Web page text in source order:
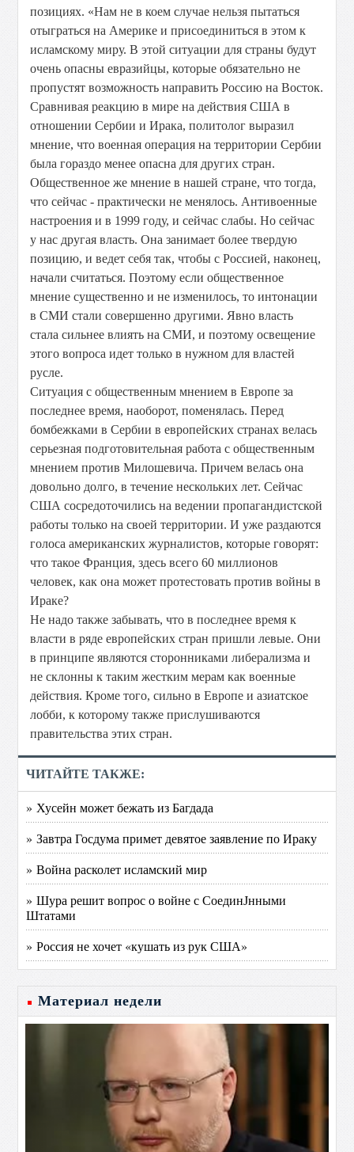
позициях. «Нам не в коем случае нельзя пытаться
отыграться на Америке и присоединиться в этом к
исламскому миру. В этой ситуации для страны будут
очень опасны евразийцы, которые обязательно не
пропустят возможность направить Россию на Восток.
Сравнивая реакцию в мире на действия США в
отношении Сербии и Ирака, политолог выразил
мнение, что военная операция на территории Сербии
была гораздо менее опасна для других стран.
Общественное же мнение в нашей стране, что тогда,
что сейчас - практически не менялось. Антивоенные
настроения и в 1999 году, и сейчас слабы. Но сейчас
у нас другая власть. Она занимает более твердую
позицию, и ведет себя так, чтобы с Россией, наконец,
начали считаться. Поэтому если общественное
мнение существенно и не изменилось, то интонации
в СМИ стали совершенно другими. Явно власть
стала сильнее влиять на СМИ, и поэтому освещение
этого вопроса идет только в нужном для властей
русле.
Ситуация с общественным мнением в Европе за
последнее время, наоборот, поменялась. Перед
бомбежками в Сербии в европейских странах велась
серьезная подготовительная работа с общественным
мнением против Милошевича. Причем велась она
довольно долго, в течение нескольких лет. Сейчас
США сосредоточились на ведении пропагандистской
работы только на своей территории. И уже раздаются
голоса американских журналистов, которые говорят:
что такое Франция, здесь всего 60 миллионов
человек, как она может протестовать против войны в
Ираке?
Не надо также забывать, что в последнее время к
власти в ряде европейских стран пришли левые. Они
в принципе являются сторонниками либерализма и
не склонны к таким жестким мерам как военные
действия. Кроме того, сильно в Европе и азиатское
лобби, к которому также прислушиваются
правительства этих стран.
ЧИТАЙТЕ ТАКЖЕ:
» Хусейн может бежать из Багдада
» Завтра Госдума примет девятое заявление по Ираку
» Война расколет исламский мир
» Шура решит вопрос о войне с СоединЈнными
Штатами
» Россия не хочет «кушать из рук США»
Материал недели